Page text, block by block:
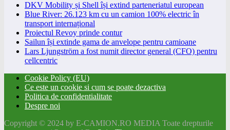
DKV Mobility și Shell își extind parteneriatul european
Blue River: 26.123 km cu un camion 100% electric în
transport internațional
Proiectul Revoy prinde contur
Sailun își extinde gama de anvelope pentru camioane
Lars Ljungström a fost numit director general (CFO) pentru
cellcentric
Cookie Policy (EU)
Ce este un cookie si cum se poate dezactiva
Politica de confidentialitate
Despre noi
Copyright © 2024 by E-CAMION.RO MEDIA Toate drepturile